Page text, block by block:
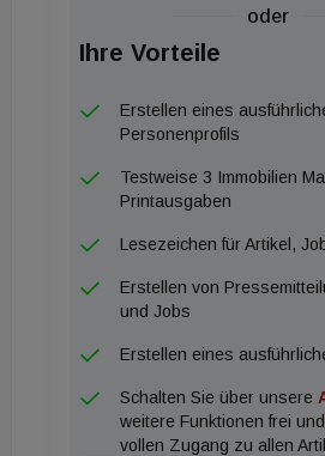
Bauausführung angewendet, in
Administration sind sie jedoch
unterrepräsentiert“, konstatiert
Mauerhofer, Professor an der
Universität (TU) Graz, die sich
Österreichs mit Lean
Lehrgang gegründet hat.
unternehmensübergreifendes
Baubranche ist das bald keine
sondern vielmehr eine
oder
Ihre Vorteile
Erstellen eines
Personenprofils
Testweise 3 Immobilien
Printausgaben
Lesezeichen für Artikel,
Erstellen von
und Jobs
Erstellen eines
Schalten Sie über unsere
weitere Funktionen frei
vollen Zugang zu allen